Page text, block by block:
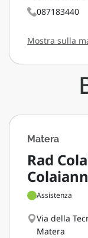
087183440
Mostra sulla
Matera
Rad
Assistenza
Via della
Matera